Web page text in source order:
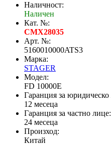
Наличност:
Наличен
Кат. №:
CMX28035
Арт. №:
5160010000ATS3
Марка:
STAGER
Модел:
FD 10000E
Гаранция за юридическо
12 месеца
Гаранция за частно лице:
24 месеца
Произход:
Китай